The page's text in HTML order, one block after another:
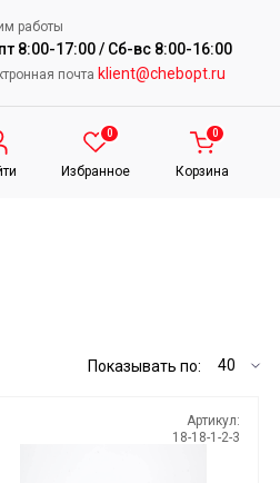
работы
8:00-17:00 / Сб-вс 8:00-16:00
почта klient@chebopt.ru
0
Избранное
0
Корзина
Показывать по:
Артикул:
18-18-1-2-3